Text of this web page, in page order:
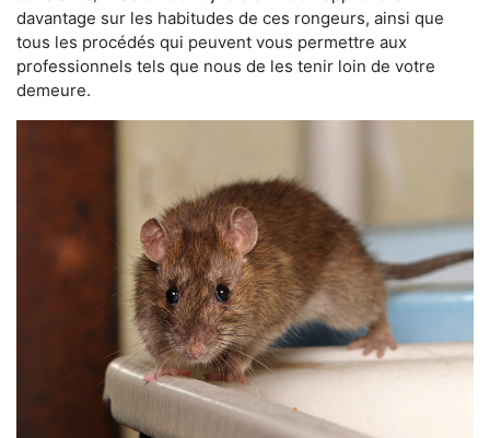
davantage sur les habitudes de ces rongeurs, ainsi que
tous les procédés qui peuvent vous permettre aux
professionnels tels que nous de les tenir loin de votre
demeure.